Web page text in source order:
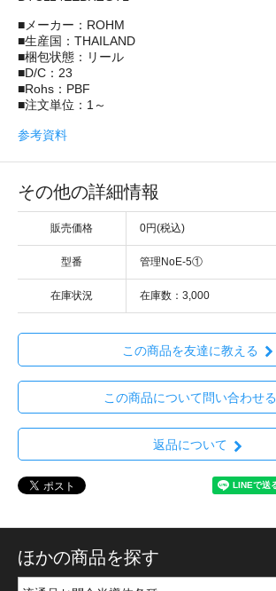
■メーカー：ROHM
■生産国：THAILAND
■梱包状態：リール
■D/C：23
■Rohs：PBF
■注文単位：1～
参考資料
その他の詳細情報
販売価格 0円(税込)
型番 管理NoE-5①
在庫状況 在庫数：3,000
この商品を友達に教える
この商品について問い合わせる
返品について
ほかの商品を探す